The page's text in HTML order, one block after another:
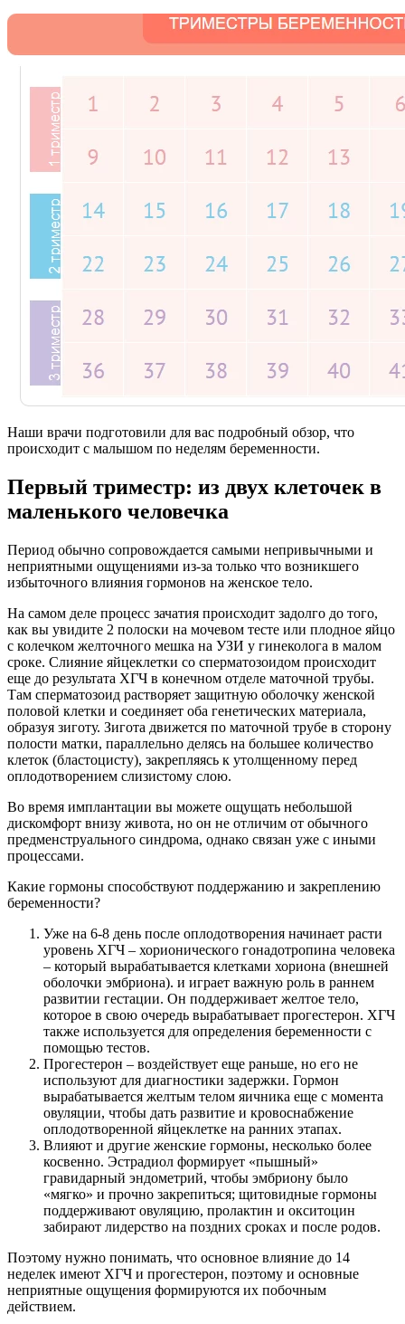
Наши врачи подготовили для вас подробный обзор, что
происходит с малышом по неделям беременности.
Первый триместр: из двух клеточек в
маленького человечка
Период обычно сопровождается самыми непривычными и
неприятными ощущениями из-за только что возникшего
избыточного влияния гормонов на женское тело.
На самом деле процесс зачатия происходит задолго до того,
как вы увидите 2 полоски на мочевом тесте или плодное яйцо
с колечком желточного мешка на УЗИ у гинеколога в малом
сроке. Слияние яйцеклетки со сперматозоидом происходит
еще до результата ХГЧ в конечном отделе маточной трубы.
Там сперматозоид растворяет защитную оболочку женской
половой клетки и соединяет оба генетических материала,
образуя зиготу. Зигота движется по маточной трубе в сторону
полости матки, параллельно делясь на большее количество
клеток (бластоцисту), закрепляясь к утолщенному перед
оплодотворением слизистому слою.
Во время имплантации вы можете ощущать небольшой
дискомфорт внизу живота, но он не отличим от обычного
предменструального синдрома, однако связан уже с иными
процессами.
Какие гормоны способствуют поддержанию и закреплению
беременности?
Уже на 6-8 день после оплодотворения начинает расти
уровень ХГЧ – хорионического гонадотропина человека
– который вырабатывается клетками хориона (внешней
оболочки эмбриона). и играет важную роль в раннем
развитии гестации. Он поддерживает желтое тело,
которое в свою очередь вырабатывает прогестерон. ХГЧ
также используется для определения беременности с
помощью тестов.
Прогестерон – воздействует еще раньше, но его не
используют для диагностики задержки. Гормон
вырабатывается желтым телом яичника еще с момента
овуляции, чтобы дать развитие и кровоснабжение
оплодотворенной яйцеклетке на ранних этапах.
Влияют и другие женские гормоны, несколько более
косвенно. Эстрадиол формирует «пышный»
гравидарный эндометрий, чтобы эмбриону было
«мягко» и прочно закрепиться; щитовидные гормоны
поддерживают овуляцию, пролактин и окситоцин
забирают лидерство на поздних сроках и после родов.
Поэтому нужно понимать, что основное влияние до 14
неделек имеют ХГЧ и прогестерон, поэтому и основные
неприятные ощущения формируются их побочным
действием.